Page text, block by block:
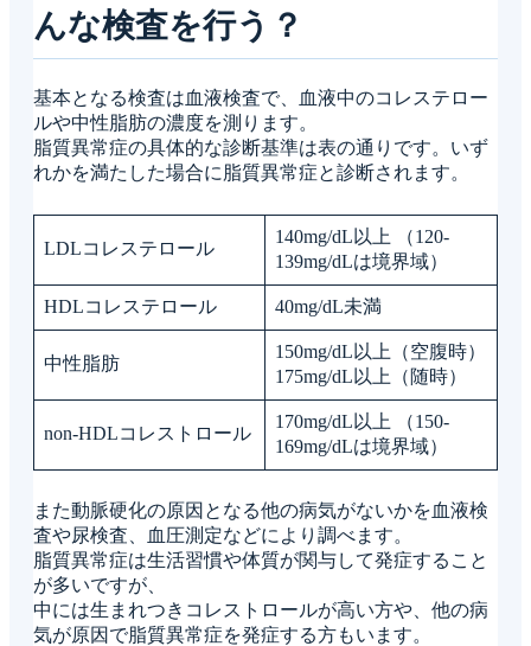
んな検査を行う？
基本となる検査は血液検査で、血液中のコレステロー
ルや中性脂肪の濃度を測ります。
脂質異常症の具体的な診断基準は表の通りです。いず
れかを満たした場合に脂質異常症と診断されます。
LDLコレステロール
140mg/dL以上 （120-
139mg/dLは境界域）
HDLコレステロール 40mg/dL未満
中性脂肪
150mg/dL以上（空腹時）
175mg/dL以上（随時）
non-HDLコレストロール
170mg/dL以上 （150-
169mg/dLは境界域）
また動脈硬化の原因となる他の病気がないかを血液検
査や尿検査、血圧測定などにより調べます。
脂質異常症は生活習慣や体質が関与して発症すること
が多いですが、
中には生まれつきコレストロールが高い方や、他の病
気が原因で脂質異常症を発症する方もいます。